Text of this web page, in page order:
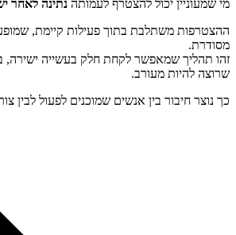
מי שמעוניין יכול להצטרף לעמותה נתינה לאחר
ההצטרפות משתלבת בתוך פעילות קיימת,
מסודרת.
זהו תהליך שמאפשר לקחת חלק בעשייה ישירה,
שרוצה להיות מעורב.
כך נוצר חיבור בין אנשים שמוכנים לפעול לבין